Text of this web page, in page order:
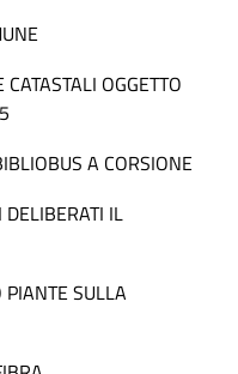
OGGETTO
A CORSIONE
IL
SULLA